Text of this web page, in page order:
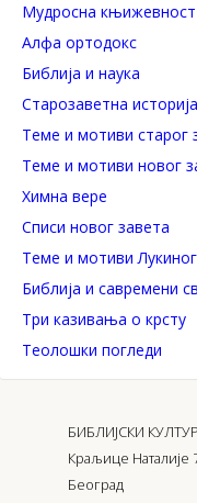
Mудросна књижевност
Алфа ортодокс
Библија и наука
Старозаветна историја
Теме и мотиви старог
Теме и мотиви новог
Химна вере
Списи новог завета
Теме и мотиви
Библија и савремени
Три казивања о крсту
Теолошки погледи
БИБЛИЈСКИ
Краљице Наталије
Београд